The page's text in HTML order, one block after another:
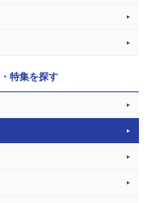
特集を探す